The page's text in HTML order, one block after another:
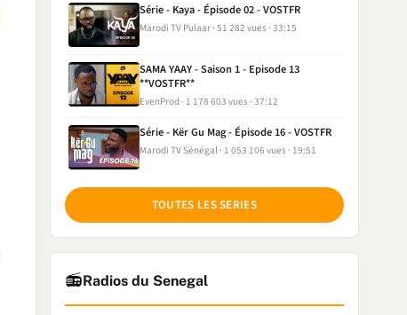
Série - Kaya - Épisode 02 - VOSTFR
Marodi TV Pulaar 51 282 vues 33:15
SAMA YAAY - Saison 1 - Episode 13
**VOSTFR**
EvenProd 1 178 603 vues 37:12
Série - Kër Gu Mag - Épisode 16 - VOSTFR
Marodi TV Sénégal 1 053 106 vues 19:51
TOUTES LES SERIES
📻Radios du Senegal